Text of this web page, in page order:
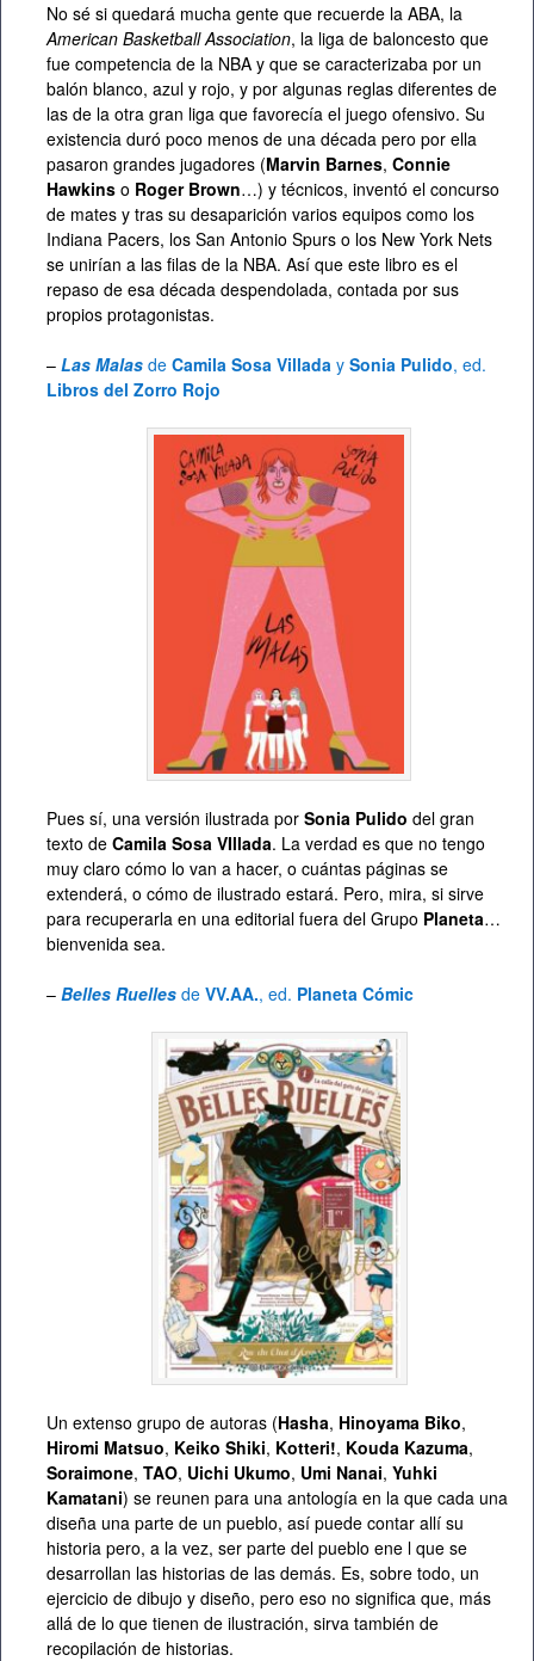
No sé si quedará mucha gente que recuerde la ABA, la
American Basketball Association, la liga de baloncesto que
fue competencia de la NBA y que se caracterizaba por un
balón blanco, azul y rojo, y por algunas reglas diferentes de
las de la otra gran liga que favorecía el juego ofensivo. Su
existencia duró poco menos de una década pero por ella
pasaron grandes jugadores (Marvin Barnes, Connie
Hawkins o Roger Brown…) y técnicos, inventó el concurso
de mates y tras su desaparición varios equipos como los
Indiana Pacers, los San Antonio Spurs o los New York Nets
se unirían a las filas de la NBA. Así que este libro es el
repaso de esa década despendolada, contada por sus
propios protagonistas.
– Las Malas de Camila Sosa Villada y Sonia Pulido, ed.
Libros del Zorro Rojo
Pues sí, una versión ilustrada por Sonia Pulido del gran
texto de Camila Sosa VIllada. La verdad es que no tengo
muy claro cómo lo van a hacer, o cuántas páginas se
extenderá, o cómo de ilustrado estará. Pero, mira, si sirve
para recuperarla en una editorial fuera del Grupo Planeta…
bienvenida sea.
– Belles Ruelles de VV.AA., ed. Planeta Cómic
Un extenso grupo de autoras (Hasha, Hinoyama Biko,
Hiromi Matsuo, Keiko Shiki, Kotteri!, Kouda Kazuma,
Soraimone, TAO, Uichi Ukumo, Umi Nanai, Yuhki
Kamatani) se reunen para una antología en la que cada una
diseña una parte de un pueblo, así puede contar allí su
historia pero, a la vez, ser parte del pueblo ene l que se
desarrollan las historias de las demás. Es, sobre todo, un
ejercicio de dibujo y diseño, pero eso no significa que, más
allá de lo que tienen de ilustración, sirva también de
recopilación de historias.